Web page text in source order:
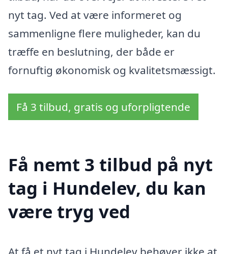
nyt tag. Ved at være informeret og
sammenligne flere muligheder, kan du
træffe en beslutning, der både er
fornuftig økonomisk og kvalitetsmæssigt.
Få 3 tilbud, gratis og uforpligtende
Få nemt 3 tilbud på nyt
tag i Hundelev, du kan
være tryg ved